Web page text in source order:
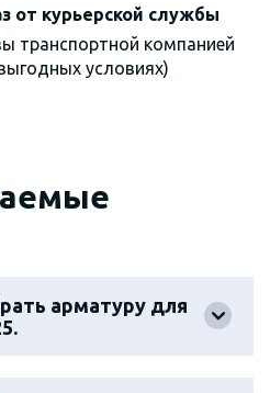
от курьерской службы
транспортной компанией
условиях)
арматуру для